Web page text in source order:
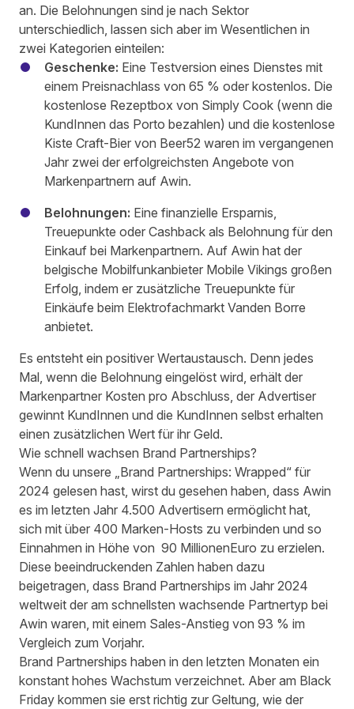
an. Die Belohnungen sind je nach Sektor
unterschiedlich, lassen sich aber im Wesentlichen in
zwei Kategorien einteilen:
Geschenke: Eine Testversion eines Dienstes mit
einem Preisnachlass von 65 % oder kostenlos. Die
kostenlose Rezeptbox von Simply Cook (wenn die
KundInnen das Porto bezahlen) und die kostenlose
Kiste Craft-Bier von Beer52 waren im vergangenen
Jahr zwei der erfolgreichsten Angebote von
Markenpartnern auf Awin.
Belohnungen: Eine finanzielle Ersparnis,
Treuepunkte oder Cashback als Belohnung für den
Einkauf bei Markenpartnern. Auf Awin hat der
belgische Mobilfunkanbieter Mobile Vikings großen
Erfolg, indem er zusätzliche Treuepunkte für
Einkäufe beim Elektrofachmarkt Vanden Borre
anbietet.
Es entsteht ein positiver Wertaustausch. Denn jedes
Mal, wenn die Belohnung eingelöst wird, erhält der
Markenpartner Kosten pro Abschluss, der Advertiser
gewinnt KundInnen und die KundInnen selbst erhalten
einen zusätzlichen Wert für ihr Geld.
Wie schnell wachsen Brand Partnerships?
Wenn du unsere „Brand Partnerships: Wrapped“ für
2024 gelesen hast, wirst du gesehen haben, dass Awin
es im letzten Jahr 4.500 Advertisern ermöglicht hat,
sich mit über 400 Marken-Hosts zu verbinden und so
Einnahmen in Höhe von 90 MillionenEuro zu erzielen.
Diese beeindruckenden Zahlen haben dazu
beigetragen, dass Brand Partnerships im Jahr 2024
weltweit der am schnellsten wachsende Partnertyp bei
Awin waren, mit einem Sales-Anstieg von 93 % im
Vergleich zum Vorjahr.
Brand Partnerships haben in den letzten Monaten ein
konstant hohes Wachstum verzeichnet. Aber am Black
Friday kommen sie erst richtig zur Geltung, wie der